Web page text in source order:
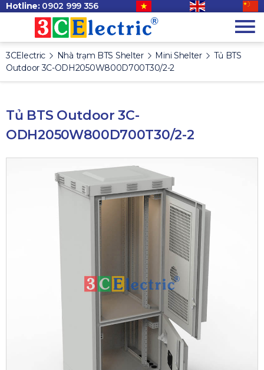
Hotline: 0902 999 356
3CElectric Nhà trạm BTS Shelter Mini Shelter
Tủ BTS
Outdoor 3C-ODH2050W800D700T30/2-2
Tủ BTS Outdoor 3C-
ODH2050W800D700T30/2-2